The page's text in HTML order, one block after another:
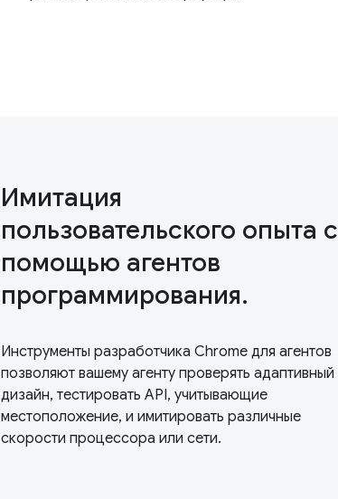
Имитация
пользовательского опыта с
помощью агентов
программирования.
Инструменты разработчика Chrome для агентов
позволяют вашему агенту проверять адаптивный
дизайн, тестировать API, учитывающие
местоположение, и имитировать различные
скорости процессора или сети.